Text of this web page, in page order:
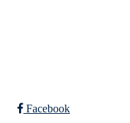
Facebook